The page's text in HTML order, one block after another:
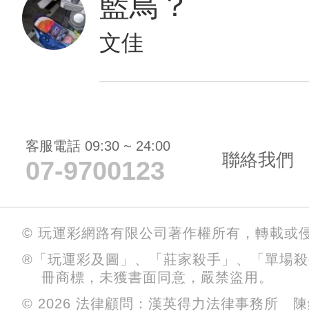
文佳
客服電話 09:30 ~ 24:00
07-9700123 聯絡我們
© 玩運彩網路有限公司著作權所有，轉載或
®「玩運彩及圖」、「莊家殺手」、「單場
冊商標，未獲書面同意，嚴禁盜用。
© 2026 法律顧問：漢英得力法律事務所 陳